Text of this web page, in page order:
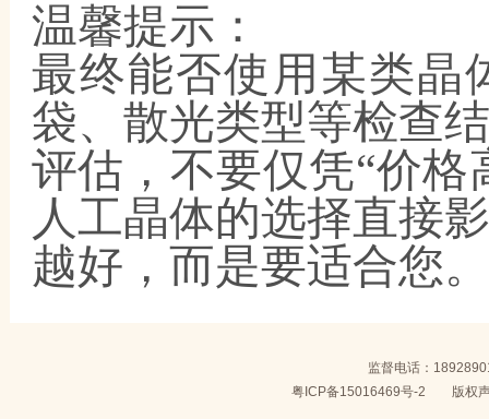
温馨提示 ：
最终能否使用某类晶
袋、散光类型等检查
评估，不要仅凭“价格
人工晶体的选择直接
越好，而是要适合您。